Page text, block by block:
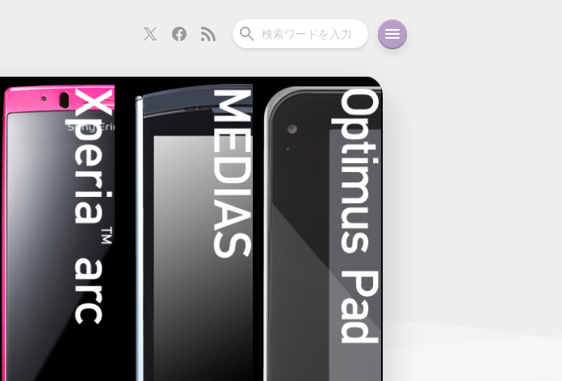
スマートホーム 車・バイク オーディオ 充電関連 その他
iPad コラム